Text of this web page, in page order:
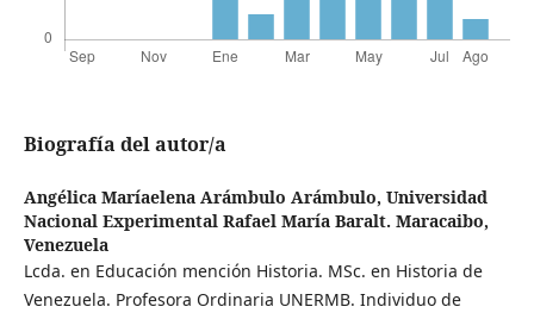
Biografía del autor/a
Angélica Maríaelena Arámbulo Arámbulo, Universidad
Nacional Experimental Rafael María Baralt. Maracaibo,
Venezuela
Lcda. en Educación mención Historia. MSc. en Historia de
Venezuela. Profesora Ordinaria UNERMB. Individuo de